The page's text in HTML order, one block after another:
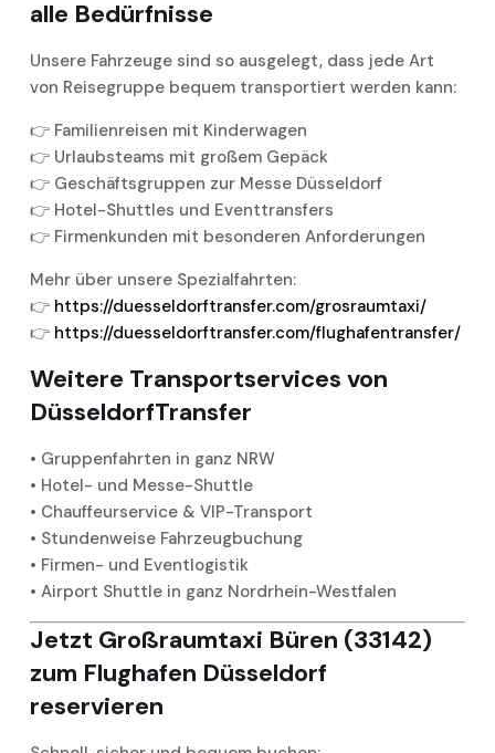
alle Bedürfnisse
Unsere Fahrzeuge sind so ausgelegt, dass jede Art
von Reisegruppe bequem transportiert werden kann:
👉 Familienreisen mit Kinderwagen
👉 Urlaubsteams mit großem Gepäck
👉 Geschäftsgruppen zur Messe Düsseldorf
👉 Hotel-Shuttles und Eventtransfers
👉 Firmenkunden mit besonderen Anforderungen
Mehr über unsere Spezialfahrten:
👉 https://duesseldorftransfer.com/grosraumtaxi/
👉 https://duesseldorftransfer.com/flughafentransfer/
Weitere Transportservices von
DüsseldorfTransfer
• Gruppenfahrten in ganz NRW
• Hotel- und Messe-Shuttle
• Chauffeurservice & VIP-Transport
• Stundenweise Fahrzeugbuchung
• Firmen- und Eventlogistik
• Airport Shuttle in ganz Nordrhein-Westfalen
Jetzt Großraumtaxi Büren (33142)
zum Flughafen Düsseldorf
reservieren